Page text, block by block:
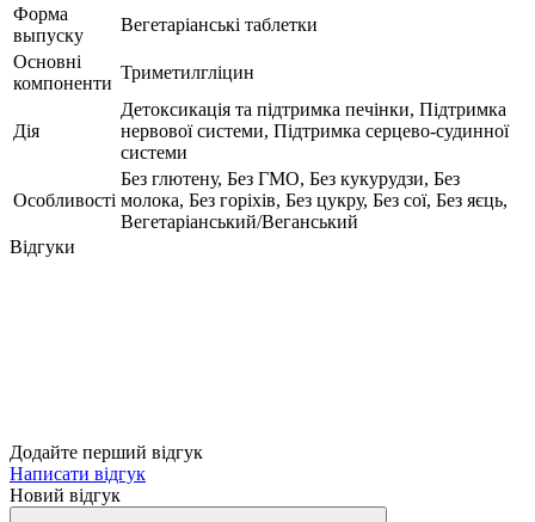
Форма
выпуску
Вегетаріанські таблетки
Основні
компоненти
Триметилгліцин
Дія
Детоксикація та підтримка печінки, Підтримка
нервової системи, Підтримка серцево-судинної
системи
Особливості
Без глютену, Без ГМО, Без кукурудзи, Без
молока, Без горіхів, Без цукру, Без сої, Без яєць,
Вегетаріанський/Веганський
Відгуки
Додайте перший відгук
Написати відгук
Новий відгук